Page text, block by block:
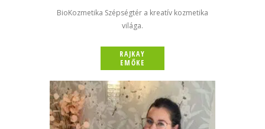
BioKozmetika Szépségtér a kreatív kozmetika
világa.
RAJKAY
EMŐKE